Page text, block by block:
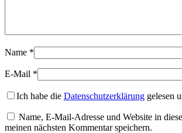
Name *
E-Mail *
Ich habe die Datenschutzerklärung gelesen
Name, E-Mail-Adresse und Website in
meinen nächsten Kommentar speichern.